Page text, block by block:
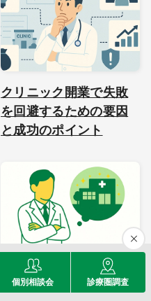
クリニック開業で失敗
を回避するための要因
と成功のポイント
クリニック開業の主な
理由とは？動機から考
個別相談会 診療圏調査